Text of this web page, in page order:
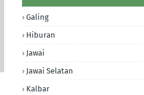
Galing
Hiburan
Jawai
Jawai Selatan
Kalbar